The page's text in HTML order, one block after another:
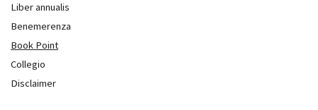
Liber annualis
Benemerenza
Book Point
Collegio
Disclaimer